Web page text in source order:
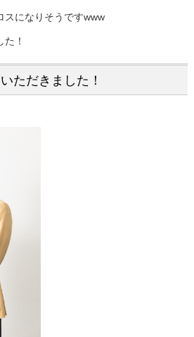
スになりそうですwww
！
ただきました！